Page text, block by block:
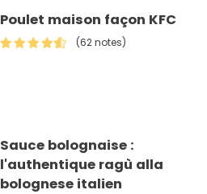
Poulet maison façon KFC
(62 notes)
Sauce bolognaise :
l'authentique ragù alla
bolognese italien